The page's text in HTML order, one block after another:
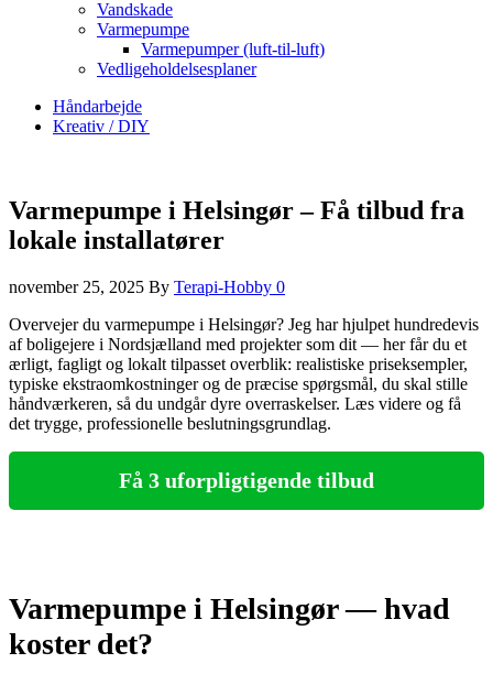
Vandskade
Varmepumpe
Varmepumper (luft-til-luft)
Vedligeholdelsesplaner
Håndarbejde
Kreativ / DIY
Varmepumpe i Helsingør – Få tilbud fra
lokale installatører
november 25, 2025 By Terapi-Hobby 0
Overvejer du varmepumpe i Helsingør? Jeg har hjulpet hundredevis
af boligejere i Nordsjælland med projekter som dit — her får du et
ærligt, fagligt og lokalt tilpasset overblik: realistiske priseksempler,
typiske ekstraomkostninger og de præcise spørgsmål, du skal stille
håndværkeren, så du undgår dyre overraskelser. Læs videre og få
det trygge, professionelle beslutningsgrundlag.
Få 3 uforpligtigende tilbud
Varmepumpe i Helsingør — hvad
koster det?